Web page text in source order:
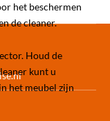
het beschermen
de cleaner.
Houd de
kunt u
het meubel zijn
Producten uit
eigen fabriek